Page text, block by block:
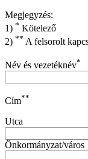
Megjegyzés:
1) * Kötelező
2) ** A felsorolt
Név és vezetéknév*
Cím**
Utca
Önkormányzat/város